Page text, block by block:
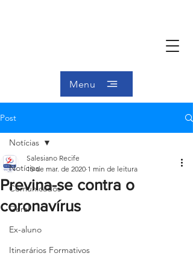
Menu
Post
Notícias
Comunicados
Geral
Ex-aluno
Itinerários Formativos
Notícias
Previna-se contra o
coronavírus
Salesiano Recife
15 de mar. de 2020 1 min de leitura